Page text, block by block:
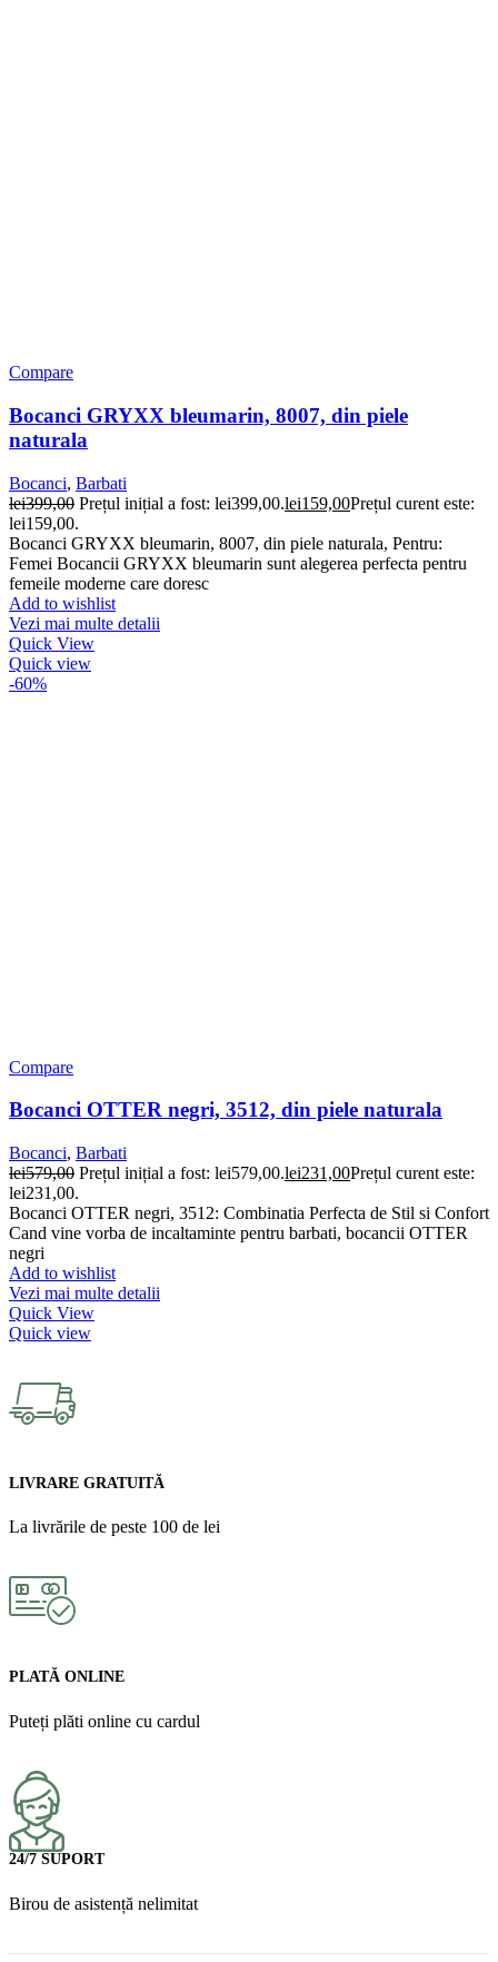
Compare
Bocanci GRYXX bleumarin, 8007, din piele
naturala
Bocanci, Barbati
lei399,00 Prețul inițial a fost: lei399,00.lei159,00Prețul curent este:
lei159,00.
Bocanci GRYXX bleumarin, 8007, din piele naturala, Pentru:
Femei Bocancii GRYXX bleumarin sunt alegerea perfecta pentru
femeile moderne care doresc
Add to wishlist
Vezi mai multe detalii
Quick View
Quick view
-60%
Compare
Bocanci OTTER negri, 3512, din piele naturala
Bocanci, Barbati
lei579,00 Prețul inițial a fost: lei579,00.lei231,00Prețul curent este:
lei231,00.
Bocanci OTTER negri, 3512: Combinatia Perfecta de Stil si Confort
Cand vine vorba de incaltaminte pentru barbati, bocancii OTTER
negri
Add to wishlist
Vezi mai multe detalii
Quick View
Quick view
LIVRARE GRATUITĂ
La livrările de peste 100 de lei
PLATĂ ONLINE
Puteți plăti online cu cardul
24/7 SUPORT
Birou de asistență nelimitat